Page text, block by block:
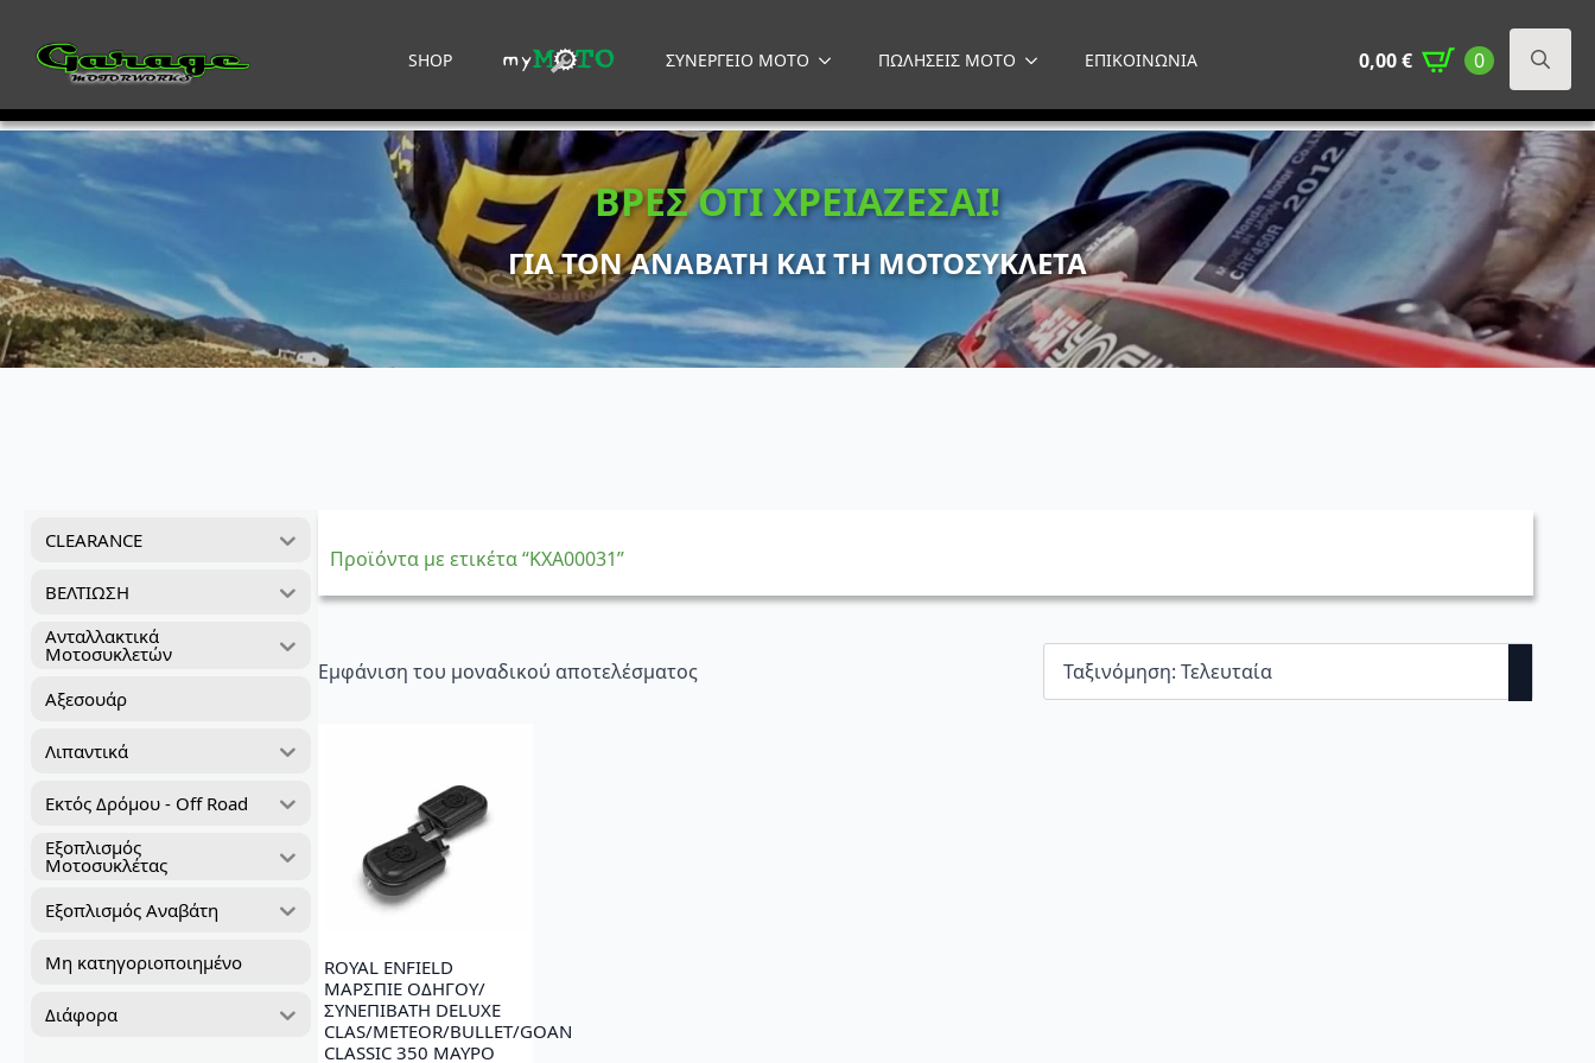
SHOP ΣΥΝΕΡΓΕΙΟ MOTO ΠΩΛΗΣΕΙΣ MOTO ΕΠΙΚΟΙΝΩΝΙΑ 0,00€
0
for:
ΒΡΕΣ ΟΤΙ ΧΡΕΙΑΖΕΣΑΙ!
ΓΙΑ ΤΟΝ ΑΝΑΒΑΤΗ ΚΑΙ ΤΗ ΜΟΤΟΣΥΚΛΕΤΑ
CLEARANCE
ΒΕΛΤΙΩΣΗ
Ανταλλακτικά
Μοτοσυκλετών
Αξεσουάρ
Λιπαντικά
Εκτός Δρόμου - Off Road
Εξοπλισμός
Μοτοσυκλέτας
Εξοπλισμός Αναβάτη
Μη κατηγοριοποιημένο
Διάφορα
Προϊόντα με ετικέτα “KXA00031”
Εμφάνιση του μοναδικού αποτελέσματος
ROYAL ENFIELD
ΜΑΡΣΠΙΕ ΟΔΗΓΟΥ/
ΣΥΝΕΠΙΒΑΤΗ DELUXE
CLAS/METEOR/BULLET/GOAN
CLASSIC 350 ΜΑΥΡΟ